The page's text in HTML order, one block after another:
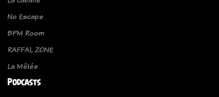
No Escape
BPM Room
RAFFAL ZONE
La Mêlée
Podcasts